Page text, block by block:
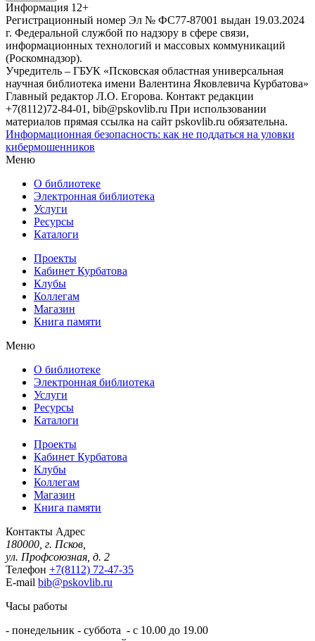
Информация 12+
Регистрационный номер Эл № ФС77-87001 выдан 19.03.2024
г. Федеральной службой по надзору в сфере связи,
информационных технологий и массовых коммуникаций
(Роскомнадзор).
Учредитель – ГБУК «Псковская областная универсальная
научная библиотека имени Валентина Яковлевича Курбатова»
Главный редактор Л.О. Егорова. Контакт редакции
+7(8112)72-84-01, bib@pskovlib.ru При использовании
материалов прямая ссылка на сайт pskovlib.ru обязательна.
Информационная безопасность: как не поддаться на уловки
кибермошенников
Меню
О библиотеке
Электронная библиотека
Услуги
Ресурсы
Каталоги
Проекты
Кабинет Курбатова
Клубы
Коллегам
Магазин
Книга памяти
Меню
О библиотеке
Электронная библиотека
Услуги
Ресурсы
Каталоги
Проекты
Кабинет Курбатова
Клубы
Коллегам
Магазин
Книга памяти
Контакты Адрес
180000, г. Псков,
ул. Профсоюзная, д. 2
Телефон +7(8112) 72-47-35
E-mail bib@pskovlib.ru
Часы работы
- понедельник - суббота - с 10.00 до 19.00